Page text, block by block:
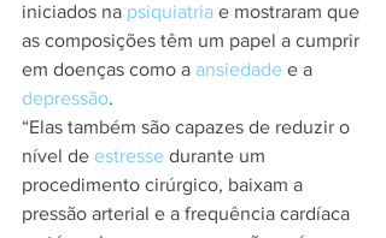
iniciados na psiquiatria e mostraram que
as composições têm um papel a cumprir
em doenças como a ansiedade e a
depressão.
“Elas também são capazes de reduzir o
nível de estresse durante um
procedimento cirúrgico, baixam a
pressão arterial e a frequência cardíaca